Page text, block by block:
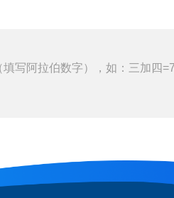
写阿拉伯数字），如：三加四=7